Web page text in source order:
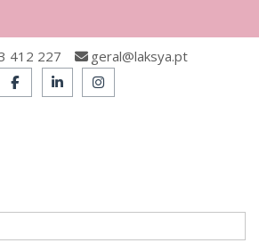
412 227 geral@laksya.pt